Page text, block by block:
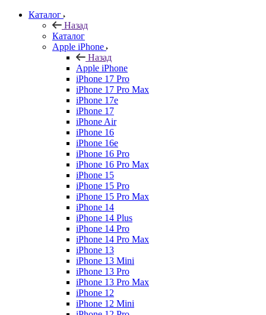
Каталог
Назад
Каталог
Apple iPhone
Назад
Apple iPhone
iPhone 17 Pro
iPhone 17 Pro Max
iPhone 17e
iPhone 17
iPhone Air
iPhone 16
iPhone 16e
iPhone 16 Pro
iPhone 16 Pro Max
iPhone 15
iPhone 15 Pro
iPhone 15 Pro Max
iPhone 14
iPhone 14 Plus
iPhone 14 Pro
iPhone 14 Pro Max
iPhone 13
iPhone 13 Mini
iPhone 13 Pro
iPhone 13 Pro Max
iPhone 12
iPhone 12 Mini